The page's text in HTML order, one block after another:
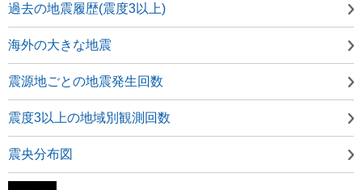
過去の地震履歴(震度3以上)
海外の大きな地震
震源地ごとの地震発生回数
震度3以上の地域別観測回数
震央分布図